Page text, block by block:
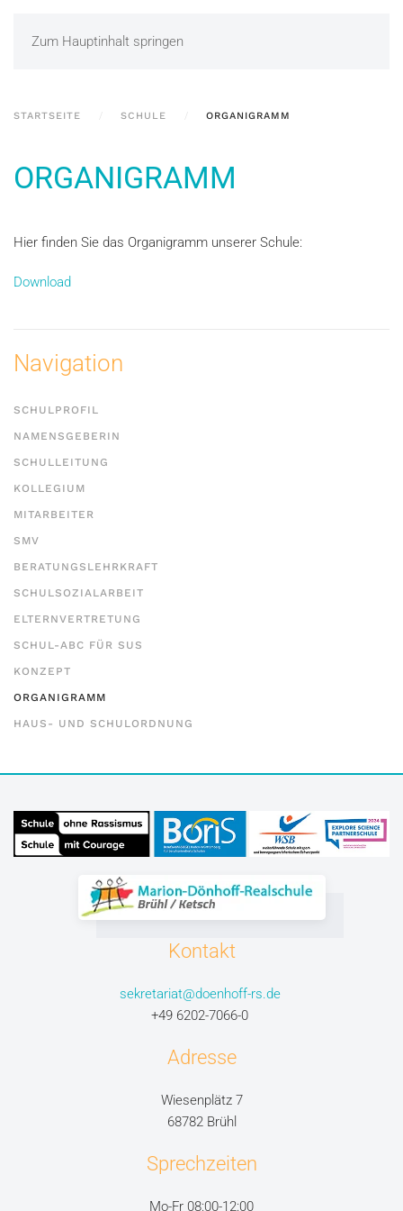
Zum Hauptinhalt springen
STARTSEITE SCHULE ORGANIGRAMM
ORGANIGRAMM
Hier finden Sie das Organigramm unserer Schule:
Download
Navigation
SCHULPROFIL
NAMENSGEBERIN
SCHULLEITUNG
KOLLEGIUM
MITARBEITER
SMV
BERATUNGSLEHRKRAFT
SCHULSOZIALARBEIT
ELTERNVERTRETUNG
SCHUL-ABC FÜR SUS
KONZEPT
ORGANIGRAMM
HAUS- UND SCHULORDNUNG
Adresse
Wiesenplätz 7
68782 Brühl
Kontakt
sekretariat@doenhoff-rs.de
+49 6202-7066-0
Sprechzeiten
Mo-Fr 08:00-12:00